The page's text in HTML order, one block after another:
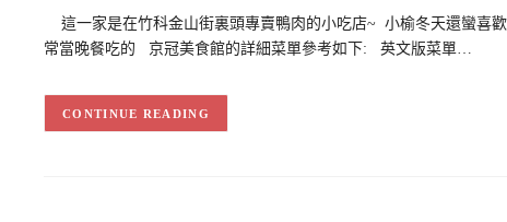
這一家是在竹科金山街裏頭專賣鴨肉的小吃店~ 小榆冬天還蠻喜
常當晚餐吃的 京冠美食館的詳細菜單參考如下: 英文版菜單…
CONTINUE READING